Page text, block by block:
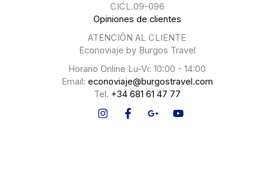
CICL.09-096
Opiniones de clientes
ATENCIÓN AL CLIENTE
Econoviaje by Burgos Travel
Horario Online Lu-Vi: 10:00 - 14:00
Email: econoviaje@burgostravel.com
Tel. +34 681 61 47 77